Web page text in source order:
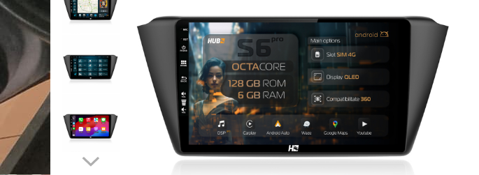
Opel
Dacia
Peugeot
Hyundai
Toyota
Seat